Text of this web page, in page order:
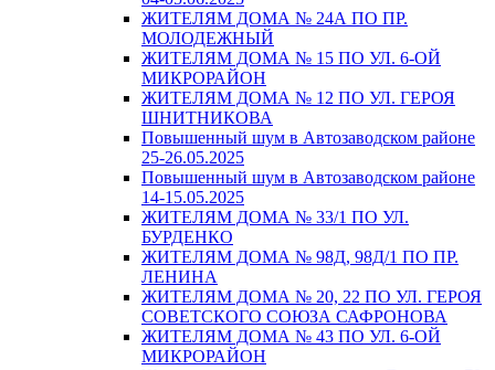
ЖИТЕЛЯМ ДОМА № 24А ПО ПР.
МОЛОДЕЖНЫЙ
ЖИТЕЛЯМ ДОМА № 15 ПО УЛ. 6-ОЙ
МИКРОРАЙОН
ЖИТЕЛЯМ ДОМА № 12 ПО УЛ. ГЕРОЯ
ШНИТНИКОВА
Повышенный шум в Автозаводском районе
25-26.05.2025
Повышенный шум в Автозаводском районе
14-15.05.2025
ЖИТЕЛЯМ ДОМА № 33/1 ПО УЛ.
БУРДЕНКО
ЖИТЕЛЯМ ДОМА № 98Д, 98Д/1 ПО ПР.
ЛЕНИНА
ЖИТЕЛЯМ ДОМА № 20, 22 ПО УЛ. ГЕРОЯ
СОВЕТСКОГО СОЮЗА САФРОНОВА
ЖИТЕЛЯМ ДОМА № 43 ПО УЛ. 6-ОЙ
МИКРОРАЙОН